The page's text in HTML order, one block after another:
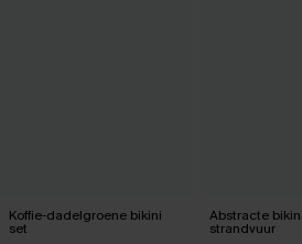
Koffie-dadelgroene bikini
set
Abstracte
strandvuur